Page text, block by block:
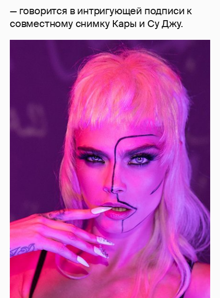
— говорится в интригующей подписи к
совместному снимку Кары и Су Джу.